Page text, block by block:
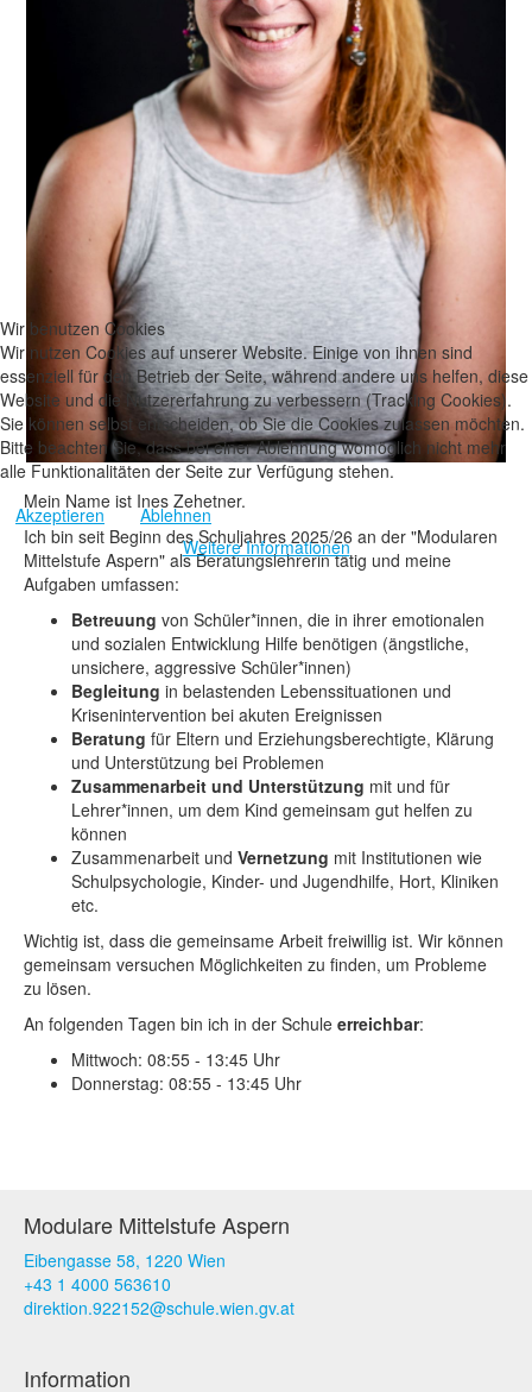
Mein Name ist Ines Zehetner.
Ich bin seit Beginn des Schuljahres 2025/26 an der "Modularen
Mittelstufe Aspern" als Beratungslehrerin tätig und meine
Aufgaben umfassen:
Betreuung von Schüler*innen, die in ihrer emotionalen
und sozialen Entwicklung Hilfe benötigen (ängstliche,
unsichere, aggressive Schüler*innen)
Begleitung in belastenden Lebenssituationen und
Krisenintervention bei akuten Ereignissen
Beratung für Eltern und Erziehungsberechtigte, Klärung
und Unterstützung bei Problemen
Zusammenarbeit und Unterstützung mit und für
Lehrer*innen, um dem Kind gemeinsam gut helfen zu
können
Zusammenarbeit und Vernetzung mit Institutionen wie
Schulpsychologie, Kinder- und Jugendhilfe, Hort, Kliniken
etc.
Wichtig ist, dass die gemeinsame Arbeit freiwillig ist. Wir können
gemeinsam versuchen Möglichkeiten zu finden, um Probleme
zu lösen.
An folgenden Tagen bin ich in der Schule erreichbar:
Mittwoch: 08:55 - 13:45 Uhr
Donnerstag: 08:55 - 13:45 Uhr
Modulare Mittelstufe Aspern
Eibengasse 58, 1220 Wien
+43 1 4000 563610
direktion.922152@schule.wien.gv.at
Information
Wir benutzen Cookies
Wir nutzen Cookies auf unserer Website. Einige von ihnen sind
essenziell für den Betrieb der Seite, während andere uns helfen, diese
Website und die Nutzererfahrung zu verbessern (Tracking Cookies).
Sie können selbst entscheiden, ob Sie die Cookies zulassen möchten.
Bitte beachten Sie, dass bei einer Ablehnung womöglich nicht mehr
alle Funktionalitäten der Seite zur Verfügung stehen.
Akzeptieren
Ablehnen
Weitere Informationen